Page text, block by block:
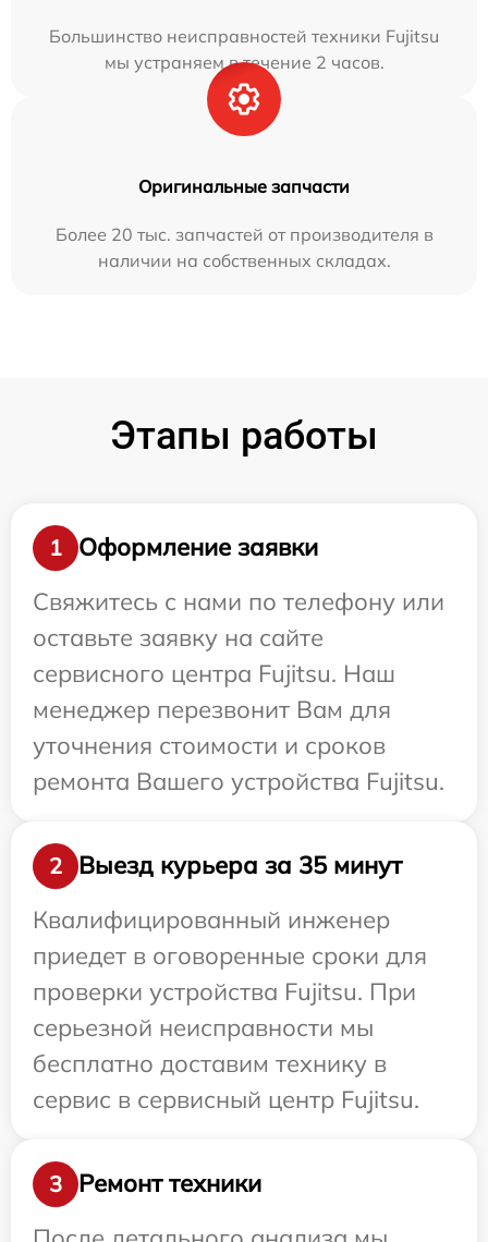
Большинство неисправностей техники Fujitsu
мы устраняем в течение 2 часов.
Оригинальные запчасти
Более 20 тыс. запчастей от производителя в
наличии на собственных складах.
Этапы работы
1
Оформление заявки
Свяжитесь с нами по телефону или
оставьте заявку на сайте
сервисного центра Fujitsu. Наш
менеджер перезвонит Вам для
уточнения стоимости и сроков
ремонта Вашего устройства Fujitsu.
2
Выезд курьера за 35 минут
Квалифицированный инженер
приедет в оговоренные сроки для
проверки устройства Fujitsu. При
серьезной неисправности мы
бесплатно доставим технику в
сервис в сервисный центр Fujitsu.
3
Ремонт техники